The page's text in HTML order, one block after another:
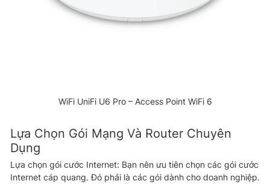
WiFi UniFi U6 Pro – Access Point WiFi 6
Lựa Chọn Gói Mạng Và Router Chuyên
Dụng
Lựa chọn gói cước Internet: Bạn nên ưu tiên chọn các gói cước
Internet cáp quang. Đó phải là các gói dành cho doanh nghiệp.